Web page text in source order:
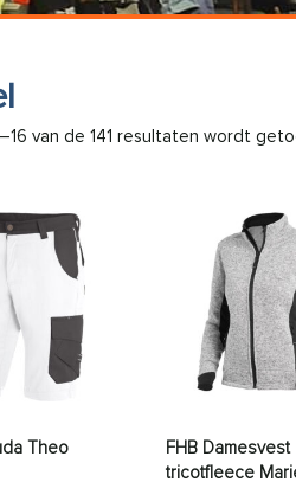
van de 141 resultaten wordt
Theo
FHB Damesvest
tricotfleece